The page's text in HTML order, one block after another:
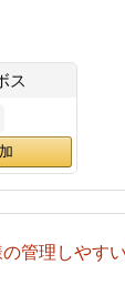
ス
管理しやす